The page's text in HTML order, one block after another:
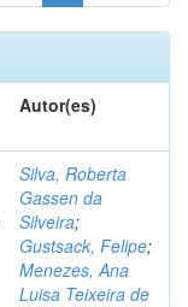
Autor(es)
Silva, Roberta
Gassen da
Silveira;
Gustsack, Felipe;
Menezes, Ana
Luisa Teixeira de